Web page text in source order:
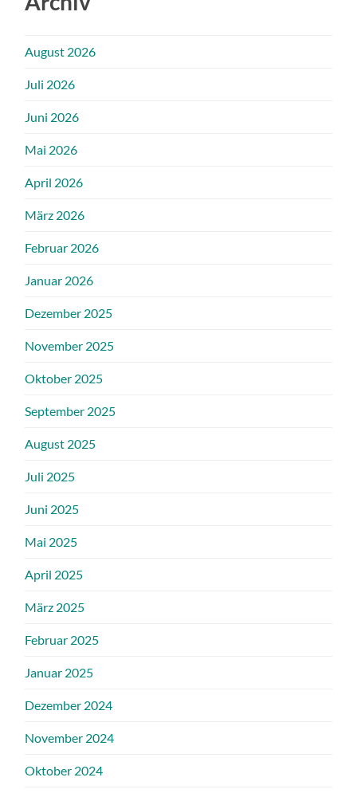
August 2026
Juli 2026
Juni 2026
Mai 2026
April 2026
März 2026
Februar 2026
Januar 2026
Dezember 2025
November 2025
Oktober 2025
September 2025
August 2025
Juli 2025
Juni 2025
Mai 2025
April 2025
März 2025
Februar 2025
Januar 2025
Dezember 2024
November 2024
Oktober 2024